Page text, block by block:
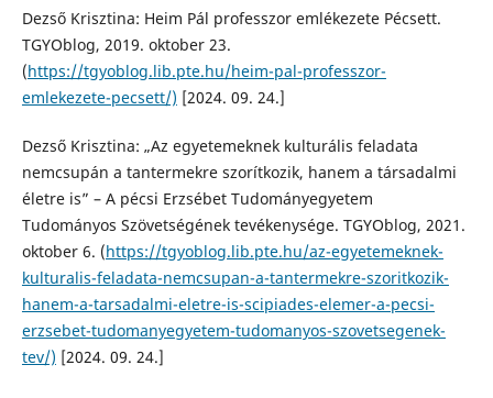
Dezső Krisztina: Heim Pál professzor emlékezete Pécsett.
TGYOblog, 2019. oktober 23.
(https://tgyoblog.lib.pte.hu/heim-pal-professzor-
emlekezete-pecsett/) [2024. 09. 24.]
Dezső Krisztina: „Az egyetemeknek kulturális feladata
nemcsupán a tantermekre szorítkozik, hanem a társadalmi
életre is” – A pécsi Erzsébet Tudományegyetem
Tudományos Szövetségének tevékenysége. TGYOblog, 2021.
oktober 6. (https://tgyoblog.lib.pte.hu/az-egyetemeknek-
kulturalis-feladata-nemcsupan-a-tantermekre-szoritkozik-
hanem-a-tarsadalmi-eletre-is-scipiades-elemer-a-pecsi-
erzsebet-tudomanyegyetem-tudomanyos-szovetsegenek-
tev/) [2024. 09. 24.]